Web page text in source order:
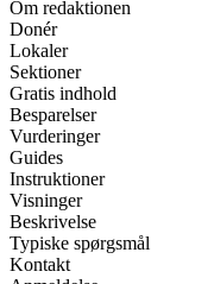
Om redaktionen
Donér
Lokaler
Sektioner
Gratis indhold
Besparelser
Vurderinger
Guides
Instruktioner
Visninger
Beskrivelse
Typiske spørgsmål
Kontakt